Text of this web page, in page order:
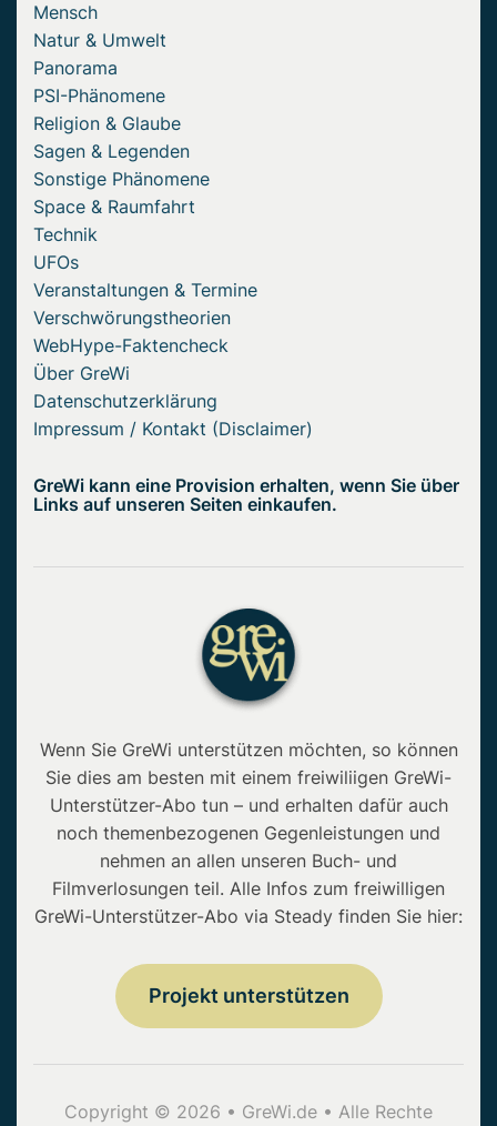
Mensch
Natur & Umwelt
Panorama
PSI-Phänomene
Religion & Glaube
Sagen & Legenden
Sonstige Phänomene
Space & Raumfahrt
Technik
UFOs
Veranstaltungen & Termine
Verschwörungstheorien
WebHype-Faktencheck
Über GreWi
Datenschutzerklärung
Impressum / Kontakt (Disclaimer)
GreWi kann eine Provision erhalten, wenn Sie über
Links auf unseren Seiten einkaufen.
Wenn Sie GreWi unterstützen möchten, so können
Sie dies am besten mit einem freiwiliigen GreWi-
Unterstützer-Abo tun – und erhalten dafür auch
noch themenbezogenen Gegenleistungen und
nehmen an allen unseren Buch- und
Filmverlosungen teil. Alle Infos zum freiwilligen
GreWi-Unterstützer-Abo via Steady finden Sie hier:
Projekt unterstützen
Copyright © 2026 • GreWi.de • Alle Rechte